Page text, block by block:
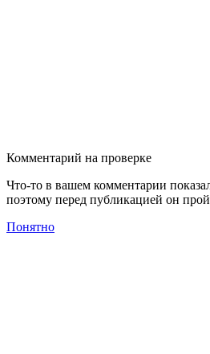
Комментарий на проверке
Что-то в вашем комментарии
поэтому перед публикацией он
Понятно